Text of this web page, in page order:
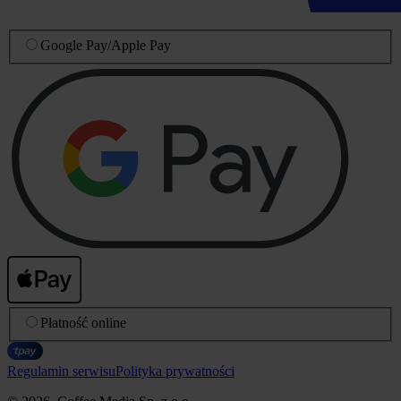
Google Pay/Apple Pay
Płatność online
Regulamin serwisuPolityka prywatności